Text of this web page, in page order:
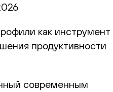
как инструмент
продуктивности
современным